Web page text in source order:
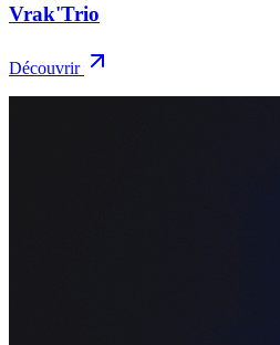
Vrak'Trio
Découvrir